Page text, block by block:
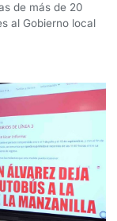
de más de 20
al Gobierno local